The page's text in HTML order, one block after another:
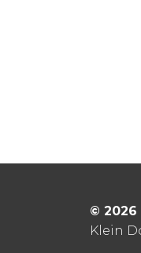
© 2026
Klein